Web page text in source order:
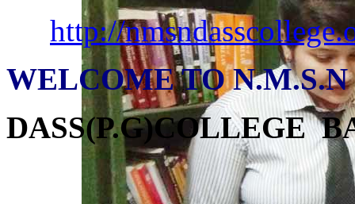
http://
WELCOME TO N.M.S.N
DASS(P.G)COLLEGE